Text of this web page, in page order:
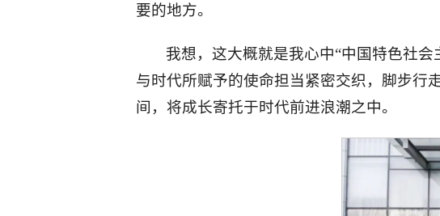
要的地方。
我想，这大概就是我心中“中国特色社
与时代所赋予的使命担当紧密交织，脚步行
间，将成长寄托于时代前进浪潮之中。